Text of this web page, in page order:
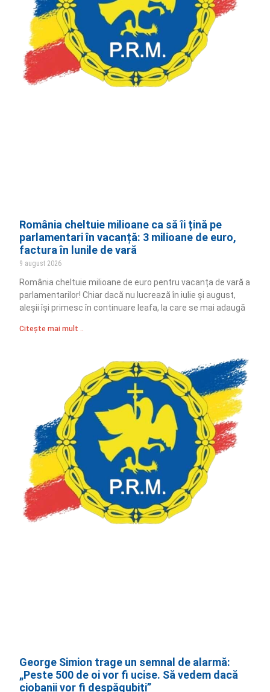
România cheltuie milioane ca să îi țină pe
parlamentari în vacanță: 3 milioane de euro,
factura în lunile de vară
9 august 2026
România cheltuie milioane de euro pentru vacanța de vară a
parlamentarilor! Chiar dacă nu lucrează în iulie și august,
aleșii își primesc în continuare leafa, la care se mai adaugă
Citește mai mult ..
George Simion trage un semnal de alarmă:
„Peste 500 de oi vor fi ucise. Să vedem dacă
ciobanii vor fi despăgubiți”